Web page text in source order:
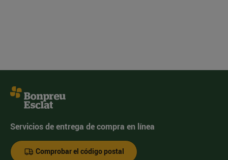
Servicios de entrega de compra en línea
Comprobar el código postal